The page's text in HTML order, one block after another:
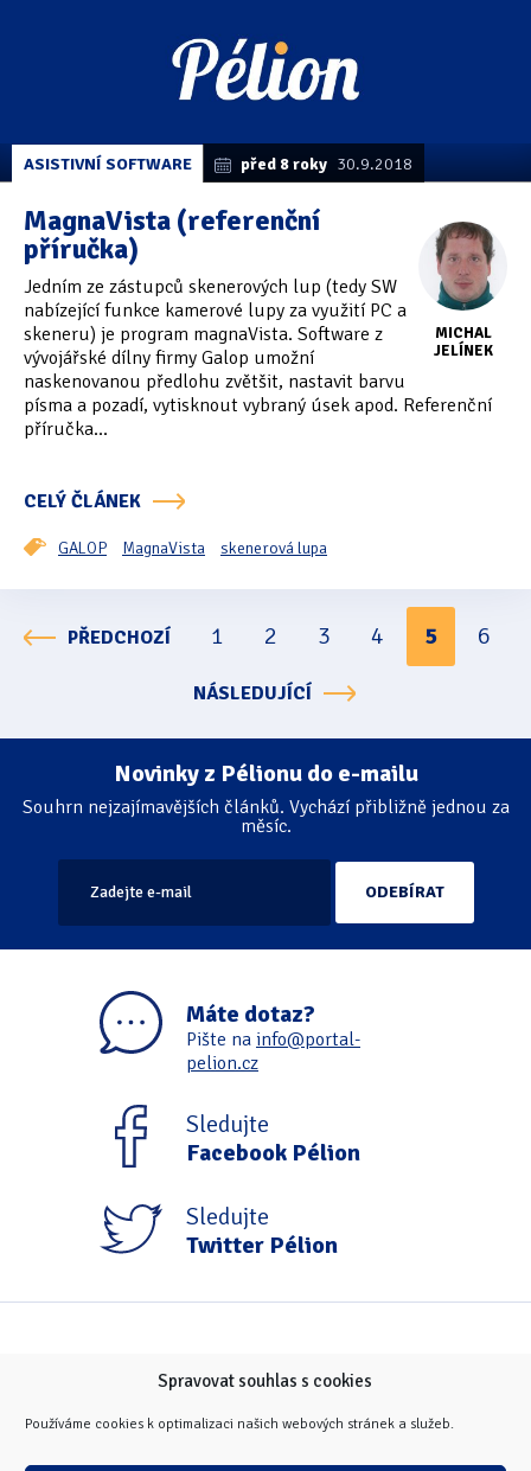
Spravovat souhlas s cookies
Používáme cookies k optimalizaci našich webových stránek a služeb.
ASISTIVNÍ SOFTWARE před 8 roky 30.9.2018
MICHAL
JELÍNEK
MagnaVista (referenční
příručka)
Jedním ze zástupců skenerových lup (tedy SW
nabízející funkce kamerové lupy za využití PC a
skeneru) je program magnaVista. Software z
vývojářské dílny firmy Galop umožní
naskenovanou předlohu zvětšit, nastavit barvu
písma a pozadí, vytisknout vybraný úsek apod. Referenční
příručka...
CELÝ ČLÁNEK
GALOP MagnaVista skenerová lupa
Stránkování
PŘEDCHOZÍ 1 2 3 4 5 6
NÁSLEDUJÍCÍ
Novinky z Pélionu do e-mailu
Souhrn nejzajímavějších článků. Vychází přibližně jednou za
měsíc.
Máte dotaz?
Pište na info@portal-
pelion.cz
Sledujte
Facebook Pélion
Sledujte
Twitter Pélion